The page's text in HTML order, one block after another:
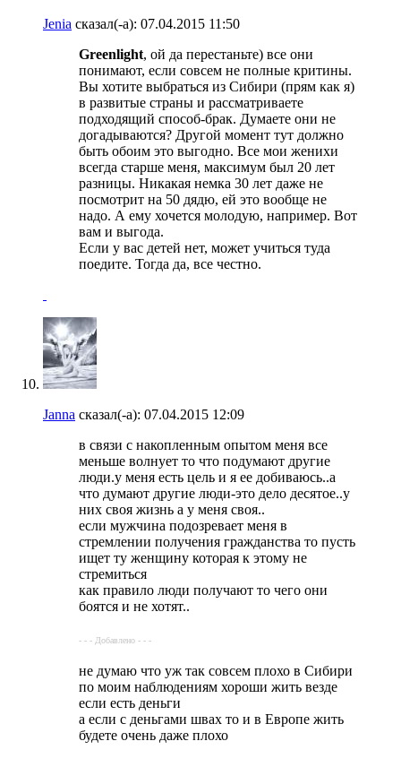
Jenia сказал(-а): 07.04.2015 11:50
Greenlight, ой да перестаньте) все они
понимают, если совсем не полные критины.
Вы хотите выбраться из Сибири (прям как я)
в развитые страны и рассматриваете
подходящий способ-брак. Думаете они не
догадываются? Другой момент тут должно
быть обоим это выгодно. Все мои женихи
всегда старше меня, максимум был 20 лет
разницы. Никакая немка 30 лет даже не
посмотрит на 50 дядю, ей это вообще не
надо. А ему хочется молодую, например. Вот
вам и выгода.
Если у вас детей нет, может учиться туда
поедите. Тогда да, все честно.
Janna сказал(-а): 07.04.2015 12:09
в связи с накопленным опытом меня все
меньше волнует то что подумают другие
люди.у меня есть цель и я ее добиваюсь..а
что думают другие люди-это дело десятое..у
них своя жизнь а у меня своя..
если мужчина подозревает меня в
стремлении получения гражданства то пусть
ищет ту женщину которая к этому не
стремиться
как правило люди получают то чего они
боятся и не хотят..
- - - Добавлено - - -
не думаю что уж так совсем плохо в Сибири
по моим наблюдениям хороши жить везде
если есть деньги
а если с деньгами швах то и в Европе жить
будете очень даже плохо